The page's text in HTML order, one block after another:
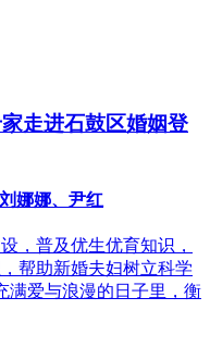
走进石鼓区婚姻登
娜娜、尹红
，普及优生优育知识，
帮助新婚夫妇树立科学
满爱与浪漫的日子里，衡